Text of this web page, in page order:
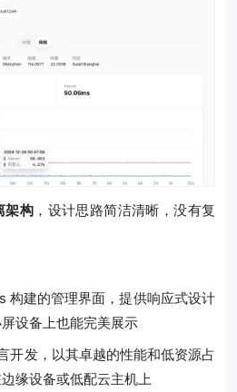
架构 ，设计思路简洁清晰，没有复
构建的管理界面，提供响应式设计
设备上也能完美展示
开发，以其卓越的性能和低资源占
缘设备或低配云主机上